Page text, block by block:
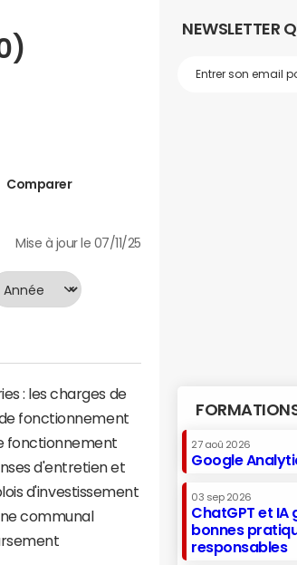
Comparer
Mise à jour le 07/11/25
: les charges de
fonctionnement
fonctionnement
d'entretien et
d'investissement
communal
NEWSLETTER
27 aoû 2026
Google
03 sep 2026
ChatGPT et IA
bonnes
responsables